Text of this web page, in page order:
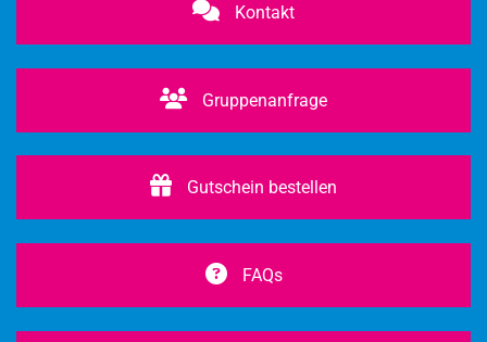
Kontakt
Gruppenanfrage
Gutschein bestellen
FAQs